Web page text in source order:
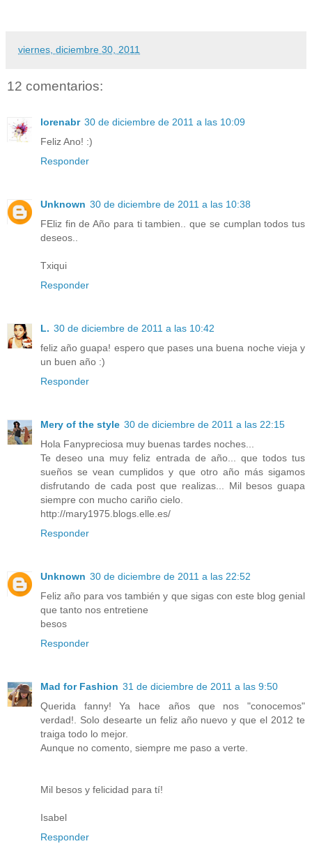
viernes, diciembre 30, 2011
12 comentarios:
lorenabr 30 de diciembre de 2011 a las 10:09
Feliz Ano! :)
Responder
Unknown 30 de diciembre de 2011 a las 10:38
FEliz fin de Año para ti tambien.. que se cumplan todos tus
deseos..
Txiqui
Responder
L. 30 de diciembre de 2011 a las 10:42
feliz año guapa! espero que pases una buena noche vieja y
un buen año :)
Responder
Mery of the style 30 de diciembre de 2011 a las 22:15
Hola Fanypreciosa muy buenas tardes noches...
Te deseo una muy feliz entrada de año... que todos tus
sueños se vean cumplidos y que otro año más sigamos
disfrutando de cada post que realizas... Mil besos guapa
siempre con mucho cariño cielo.
http://mary1975.blogs.elle.es/
Responder
Unknown 30 de diciembre de 2011 a las 22:52
Feliz año para vos también y que sigas con este blog genial
que tanto nos entretiene
besos
Responder
Mad for Fashion 31 de diciembre de 2011 a las 9:50
Querida fanny! Ya hace años que nos "conocemos"
verdad!. Solo desearte un feliz año nuevo y que el 2012 te
traiga todo lo mejor.
Aunque no comento, siempre me paso a verte.
Mil besos y felicidad para tí!
Isabel
Responder